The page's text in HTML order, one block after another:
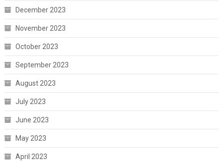
December 2023
November 2023
October 2023
September 2023
August 2023
July 2023
June 2023
May 2023
April 2023